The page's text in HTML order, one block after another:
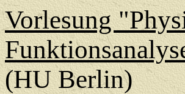
Vorlesung
(HU Berlin)